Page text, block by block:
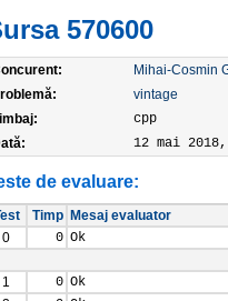
570600
Mihai-Cosmin
vintage
cpp
12 mai
de evaluare:
Timp Mesaj evaluator
0
0 Ok
1 0 Ok